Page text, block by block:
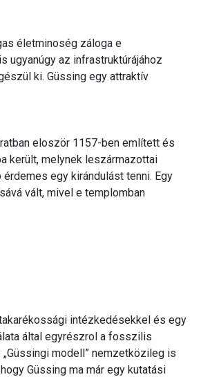
életminoség záloga e
ugyanúgy az infrastruktúrájához
ki. Güssing egy attraktív
eloször 1157-ben említett és
került, melynek leszármazottai
egy kirándulást tenni. Egy
vált, mivel e templomban
intézkedésekkel és egy
által egyrészrol a fosszilis
modell” nemzetközileg is
Güssing ma már egy kutatási